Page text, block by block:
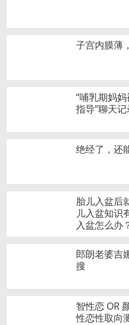
子宫内膜薄
“哺乳期妈
指导”聊天
绝经了，还
胎儿入盆后
儿入盆知识
入盆怎么办
郎朗老婆吉
搜
智性恋 OR
性恋性取向